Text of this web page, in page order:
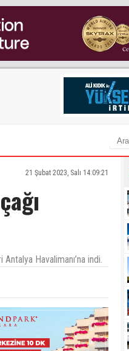
21 Şubat 2023, Salı 14:09:21
Havalimanı’na indi.